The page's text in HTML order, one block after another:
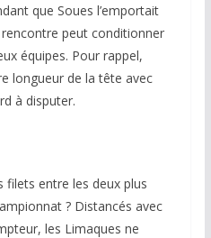
que Soues l’emportait
peut conditionner
équipes. Pour rappel,
longueur de la tête avec
à disputer.
filets entre les deux plus
? Distancés avec
les Limaques ne